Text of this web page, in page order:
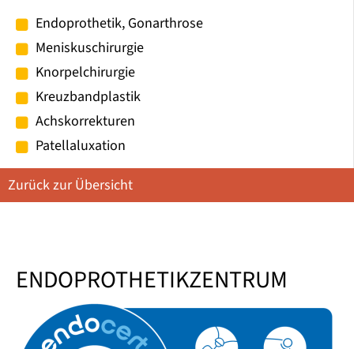
Endoprothetik, Gonarthrose
Meniskuschirurgie
Knorpelchirurgie
Kreuzbandplastik
Achskorrekturen
Patellaluxation
Zurück zur Übersicht
ENDOPROTHETIKZENTRUM